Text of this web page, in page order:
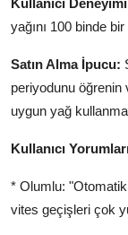
yağını 100 binde
Satın Alma İpucu:
periyodunu öğrenin
uygun yağ
Kullanıcı
* Olumlu: "Otomatik
vites geçişleri çok